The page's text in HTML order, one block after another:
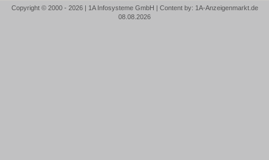
Copyright © 2000 - 2026 | 1A Infosysteme GmbH | Content by: 1A-Anzeigenmarkt.de
08.08.2026